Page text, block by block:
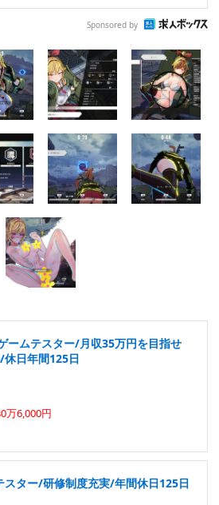
Sponsored by
ームテスター/月収35万円を目指せ
日年間125日
万6,000円
ター/研修制度充実/年間休日125日